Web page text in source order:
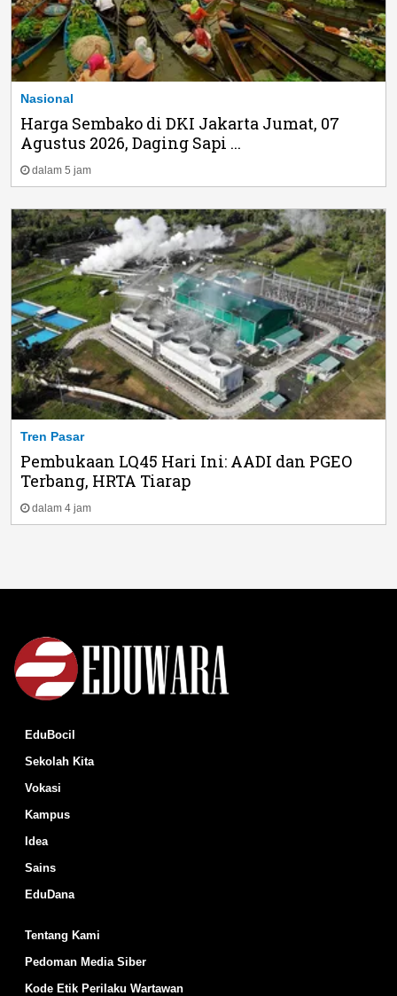
Nasional
Harga Sembako di DKI Jakarta Jumat, 07
Agustus 2026, Daging Sapi ...
dalam 5 jam
Tren Pasar
Pembukaan LQ45 Hari Ini: AADI dan PGEO
Terbang, HRTA Tiarap
dalam 4 jam
EduBocil
Sekolah Kita
Vokasi
Kampus
Idea
Sains
EduDana
Tentang Kami
Pedoman Media Siber
Kode Etik Perilaku Wartawan